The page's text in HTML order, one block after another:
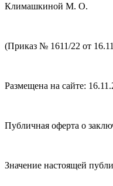
Климашкиной М. О.
(Приказ № 1611/22 от
Размещена на сайте:
Публичная оферта о
Значение настоящей